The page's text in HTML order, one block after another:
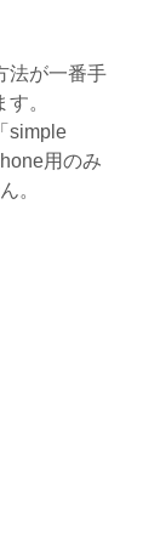
法が一番手
。
simple
用のみ
。